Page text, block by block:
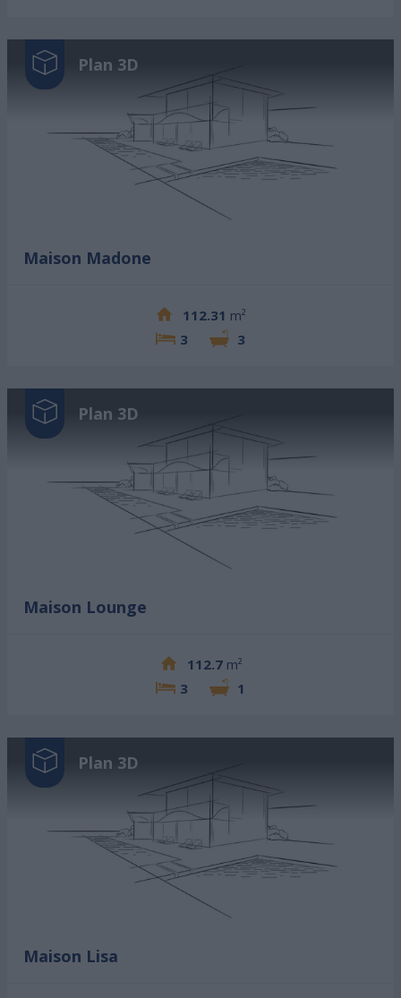
Plan 3D
Maison Madone
112.31 m²
3
3
Plan 3D
Maison Lounge
112.7m²
3
1
Plan 3D
Maison Lisa